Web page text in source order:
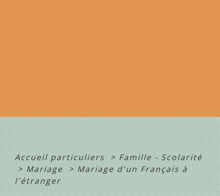
Accueil particuliers > Famille - Scolarité
> Mariage > Mariage d'un Français à
l'étranger